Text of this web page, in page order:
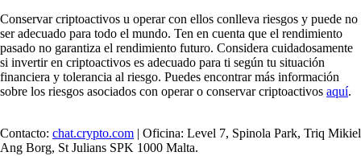
Conservar criptoactivos u operar con ellos conlleva riesgos y puede no
ser adecuado para todo el mundo. Ten en cuenta que el rendimiento
pasado no garantiza el rendimiento futuro. Considera cuidadosamente
si invertir en criptoactivos es adecuado para ti según tu situación
financiera y tolerancia al riesgo. Puedes encontrar más información
sobre los riesgos asociados con operar o conservar criptoactivos aquí.
Contacto: chat.crypto.com | Oficina: Level 7, Spinola Park, Triq Mikiel
Ang Borg, St Julians SPK 1000 Malta.